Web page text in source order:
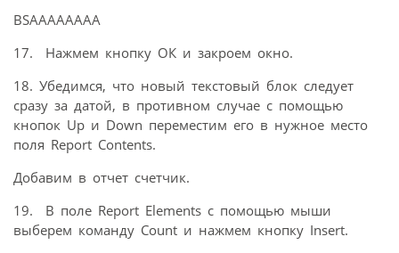
BSAAAAAAAA
17. Нажмем кнопку ОК и закроем окно.
18. Убедимся, что новый текстовый блок следует
сразу за датой, в противном случае с помощью
кнопок Up и Down переместим его в нужное место
поля Report Contents.
Добавим в отчет счетчик.
19. В поле Report Elements с помощью мыши
выберем команду Count и нажмем кнопку Insert.